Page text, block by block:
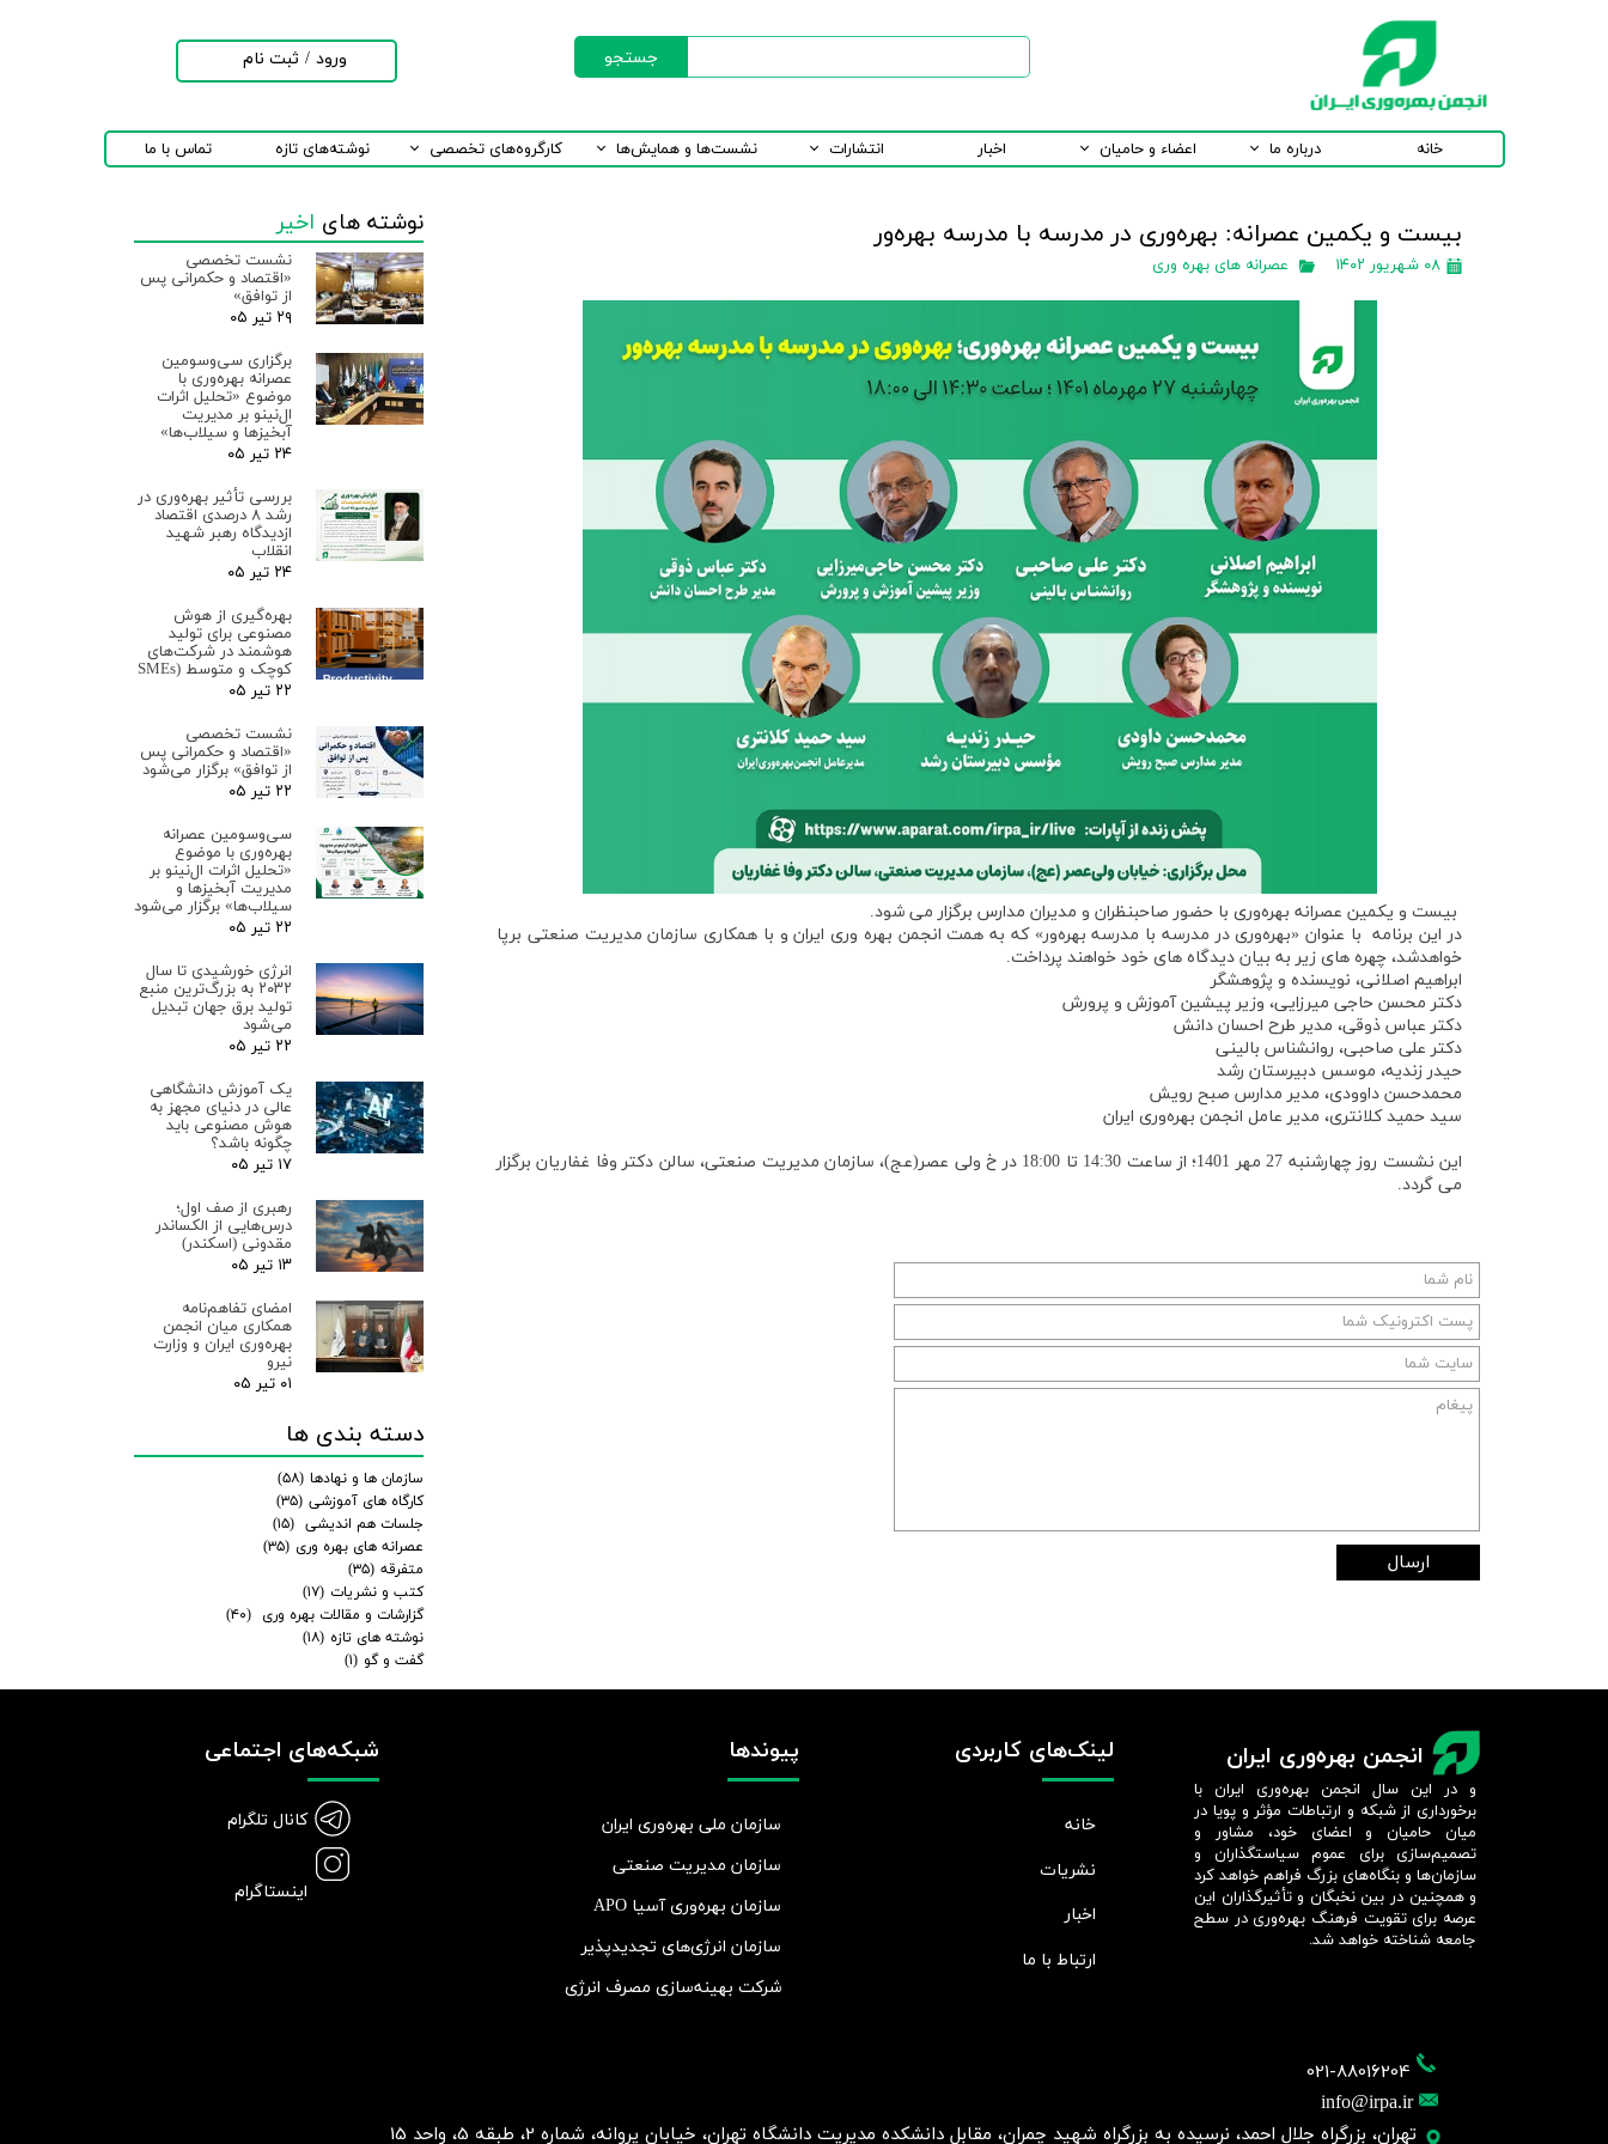
خانه درباره ما اعضاء و حامیان اخبار انتشارات نشست‌ها و همایش‌ها کارگروه‌های تخصصی نوشته‌های تازه تماس با ما
جستجو ورود / ثبت نام
تغییر گذر واژه
خروج از حساب
کاربری
بیست و یکمین عصرانه: بهره‌وری در مدرسه با مدرسه بهره‌ور
۰۸ شهریور ۱۴۰۲ عصرانه های بهره وری
بیست و یکمین عصرانه بهره‌وری با حضور صاحبنظران و مدیران مدارس برگزار می شود.
در این برنامه با عنوان «بهره‌وری در مدرسه با مدرسه بهره‌ور» که به همت انجمن بهره وری ایران و با همکاری سازمان مدیریت صنعتی برپا
خواهدشد، چهره های زیر به بیان دیدگاه های خود خواهند پرداخت.
ابراهیم اصلانی، نویسنده و پژوهشگر
دکتر محسن حاجی میرزایی، وزیر پیشین آموزش و پرورش
دکتر عباس ذوقی، مدیر طرح احسان دانش
دکتر علی صاحبی، روانشناس بالینی
حیدر زندیه، موسس دبیرستان رشد
محمدحسن داوودی، مدیر مدارس صبح رویش
سید حمید کلانتری، مدیر عامل انجمن بهره‌وری ایران
این نشست روز چهارشنبه 27 مهر 1401؛ از ساعت 14:30 تا 18:00 در خ ولی عصر(عج)، سازمان مدیریت صنعتی، سالن دکتر وفا غفاریان برگزار
می گردد.
ارسال
نوشته های اخیر
نشست تخصصی
«اقتصاد و حکمرانی پس
از توافق»
۲۹ تیر ۰۵
برگزاری سی‌وسومین
عصرانه بهره‌وری با
موضوع «تحلیل اثرات
ال‌نینو بر مدیریت
آبخیزها و سیلاب‌ها»
۲۴ تیر ۰۵
بررسی تأثیر بهره‌وری در
رشد ۸ درصدی اقتصاد
ازدیدگاه رهبر شهید
انقلاب
۲۴ تیر ۰۵
بهره‌گیری از هوش
مصنوعی برای تولید
هوشمند در شرکت‌های
کوچک و متوسط (SMEs
۲۲ تیر ۰۵
نشست تخصصی
«اقتصاد و حکمرانی پس
از توافق» برگزار می‌شود
۲۲ تیر ۰۵
سی‌وسومین عصرانه
بهره‌وری با موضوع
«تحلیل اثرات ال‌نینو بر
مدیریت آبخیزها و
سیلاب‌ها» برگزار می‌شود
۲۲ تیر ۰۵
انرژی خورشیدی تا سال
۲۰۳۲ به بزرگ‌ترین منبع
تولید برق جهان تبدیل
می‌شود
۲۲ تیر ۰۵
یک آموزش دانشگاهی
عالی در دنیای مجهز به
هوش مصنوعی باید
چگونه باشد؟
۱۷ تیر ۰۵
رهبری از صف اول؛
درس‌هایی از الکساندر
مقدونی (اسکندر)
۱۳ تیر ۰۵
امضای تفاهم‌نامه
همکاری میان انجمن
بهره‌وری ایران و وزارت
نیرو
۰۱ تیر ۰۵
دسته بندی ها
سازمان ها و نهادها (۵۸)
کارگاه های آموزشی (۳۵)
جلسات هم اندیشی (۱۵)
عصرانه های بهره وری (۳۵)
متفرقه (۳۵)
کتب و نشریات (۱۷)
گزارشات و مقالات بهره وری
(۴۰)
نوشته های تازه (۱۸)
گفت و گو (۱)
انجمن بهره‌وری ایران
021-88016204
info@irpa.ir
تهران، بزرگراه جلال احمد، نرسیده به بزرگراه شهید چمران، مقابل دانشکده مدیریت دانشگاه تهران، خیابان پروانه، شماره 2، طبقه 5، واحد 15
لینک‌های کاربردی
خانه
نشریات
اخبار
ارتباط با ما
پیوندها
سازمان ملی بهره‌وری ایران
سازمان مدیریت صنعتی
سازمان بهره‌وری آسیا APO
سازمان انرژی‌های تجدیدپذیر
شرکت بهينه‌سازی مصرف انرژی
شبکه‌های اجتماعی
کانال تلگرام
اینستاگرام
و در این سال انجمن بهره‌وری ایران با
برخورداری از شبکه و ارتباطات مؤثر و پویا در
میان حامیان و اعضای خود، مشاور و
تصمیم‌سازی برای عموم سیاستگذاران و
سازمان‌ها و بنگاه‌های بزرگ فراهم خواهد کرد
و همچنین در بین نخبگان و تأثیرگذاران این
عرصه برای تقویت فرهنگ بهره‌وری در سطح
جامعه شناخته خواهد شد.​​​​​​​